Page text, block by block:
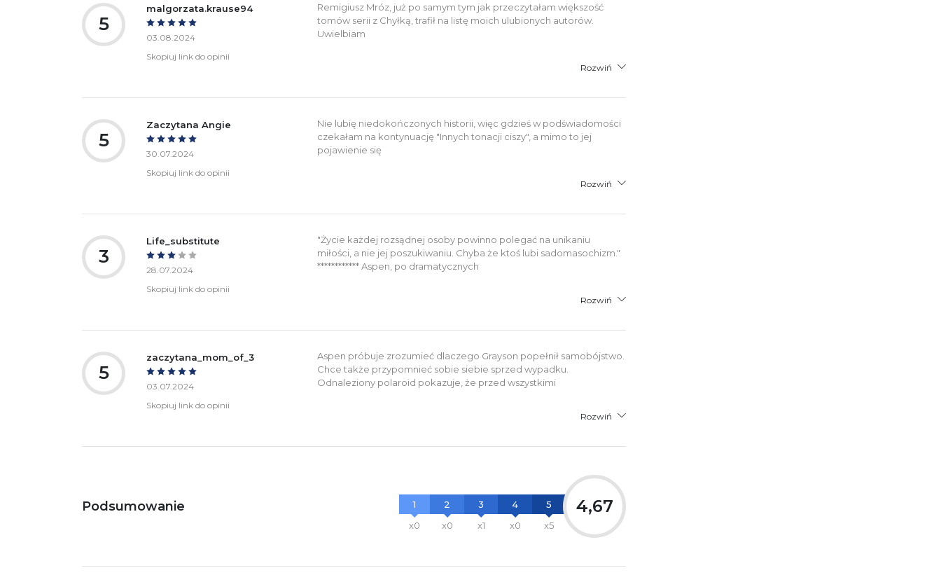
5
malgorzata.krause94
03.08.2024
Skopiuj link do opinii
Remigiusz Mróz, już po samym tym jak przeczytałam większość
tomów serii z Chyłką, trafił na listę moich ulubionych autorów.
Uwielbiam
Rozwiń
5
Zaczytana Angie
30.07.2024
Skopiuj link do opinii
Nie lubię niedokończonych historii, więc gdzieś w podświadomości
czekałam na kontynuację "Innych tonacji ciszy", a mimo to jej
pojawienie się
Rozwiń
3
Life_substitute
28.07.2024
Skopiuj link do opinii
"Życie każdej rozsądnej osoby powinno polegać na unikaniu
miłości, a nie jej poszukiwaniu. Chyba że ktoś lubi sadomasochizm."
************ Aspen, po dramatycznych
Rozwiń
5
zaczytana_mom_of_3
03.07.2024
Skopiuj link do opinii
Aspen próbuje zrozumieć dlaczego Grayson popełnił samobójstwo.
Chce także przypomnieć sobie siebie sprzed wypadku.
Odnaleziony polaroid pokazuje, że przed wszystkimi
Rozwiń
Podsumowanie
1
x0
2
x0
3
x1
4
x0
5
x5
4,67